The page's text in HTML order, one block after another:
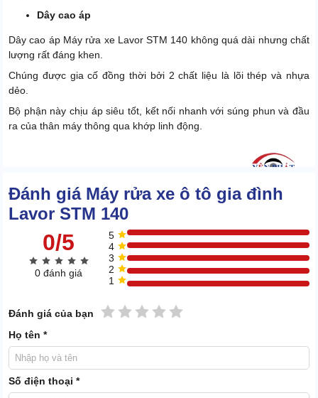
Dây cao áp
Dây cao áp Máy rửa xe Lavor STM 140 không quá dài nhưng chất
lượng rất đáng khen.
Chúng được gia cố đồng thời bởi 2 chất liệu là lõi thép và nhựa
dẻo.
Bộ phận này chịu áp siêu tốt, kết nối nhanh với súng phun và đầu
ra của thân máy thông qua khớp linh động.
Đánh giá Máy rửa xe ô tô gia đình
Lavor STM 140
0/5
0 đánh giá
5
4
3
2
1
Đánh giá của bạn 5 sao
4 sao
3 sao
2 sao
1 sao
Họ tên *
Số điện thoại *